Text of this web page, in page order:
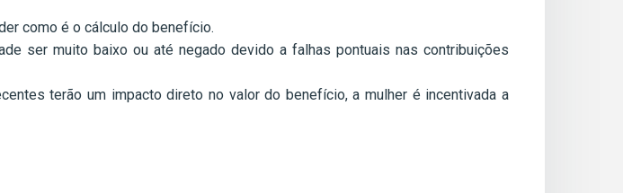
como é o cálculo do benefício.
ser muito baixo ou até negado devido a falhas pontuais nas contribuições
terão um impacto direto no valor do benefício, a mulher é incentivada a